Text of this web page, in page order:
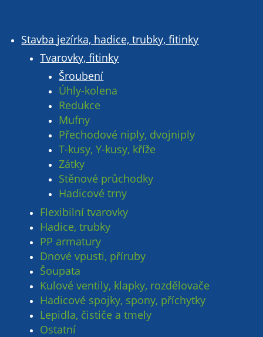
Stavba jezírka, hadice, trubky, fitinky
Tvarovky, fitinky
Šroubení
Úhly-kolena
Redukce
Mufny
Přechodové niply, dvojniply
T-kusy, Y-kusy, kříže
Zátky
Stěnové průchodky
Hadicové trny
Flexibilní tvarovky
Hadice, trubky
PP armatury
Dnové vpusti, příruby
Šoupata
Kulové ventily, klapky, rozdělovače
Hadicové spojky, spony, příchytky
Lepidla, čističe a tmely
Ostatní